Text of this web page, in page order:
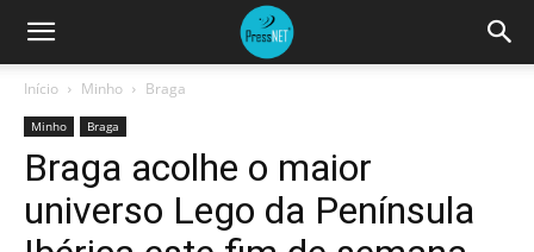
Início Minho Braga
Minho Braga
Braga acolhe o maior
universo Lego da Península